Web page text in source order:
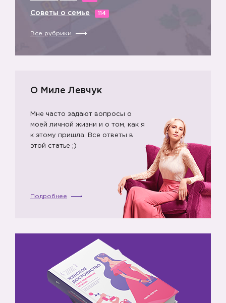
Советы о семье 114
Все рубрики
О Миле Левчук
Мне часто задают вопросы о
моей личной жизни и о том, как я
к этому пришла. Все ответы в
этой статье ;)
Подробнее